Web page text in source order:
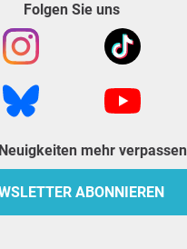
Folgen Sie uns
Neuigkeiten mehr verpassen
ABONNIEREN